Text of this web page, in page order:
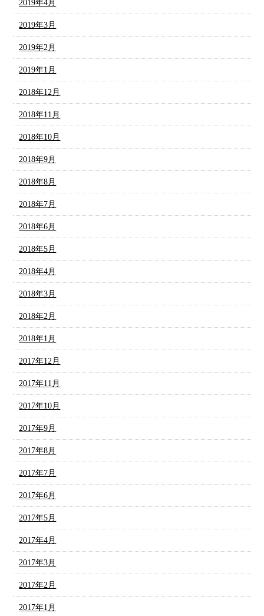
2019年4月
2019年3月
2019年2月
2019年1月
2018年12月
2018年11月
2018年10月
2018年9月
2018年8月
2018年7月
2018年6月
2018年5月
2018年4月
2018年3月
2018年2月
2018年1月
2017年12月
2017年11月
2017年10月
2017年9月
2017年8月
2017年7月
2017年6月
2017年5月
2017年4月
2017年3月
2017年2月
2017年1月